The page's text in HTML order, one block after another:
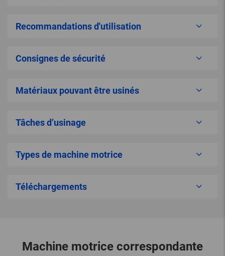
Recommandations d'utilisation
Consignes de sécurité
Matériaux pouvant être usinés
Tâches d’usinage
Types de machine motrice
Téléchargements
Machine motrice correspondante